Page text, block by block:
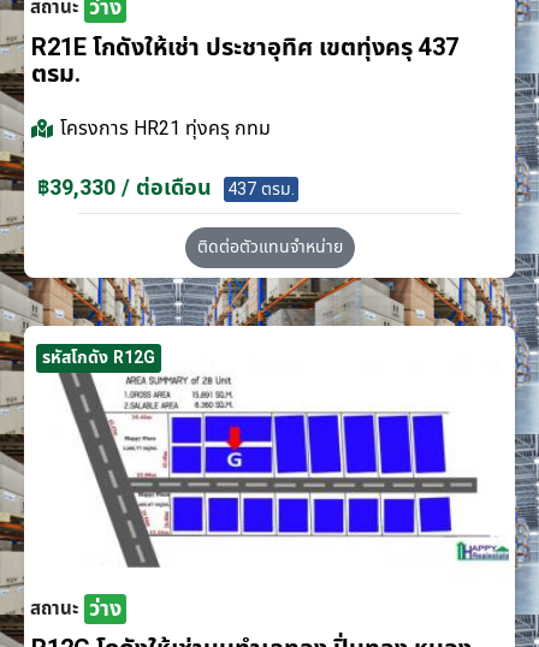
สถานะ ว่าง
R21E โกดังให้เช่า ประชาอุทิศ เขตทุ่งครุ 437
ตรม.
โครงการ HR21 ทุ่งครุ กทม
฿39,330 / ต่อเดือน 437 ตรม.
ติดต่อตัวแทนจำหน่าย
รหัสโกดัง R12G
สถานะ ว่าง